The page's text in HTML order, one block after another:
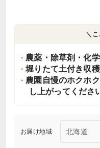
＼こ
農薬・除草剤・化
堀りたて土付き収
農園自慢のホクホ
し上がってくださ
お届け地域